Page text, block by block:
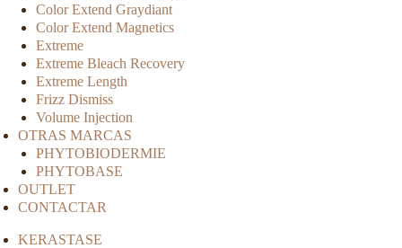
Color Extend Graydiant
Color Extend Magnetics
Extreme
Extreme Bleach Recovery
Extreme Length
Frizz Dismiss
Volume Injection
OTRAS MARCAS
PHYTOBIODERMIE
PHYTOBASE
OUTLET
CONTACTAR
KERASTASE